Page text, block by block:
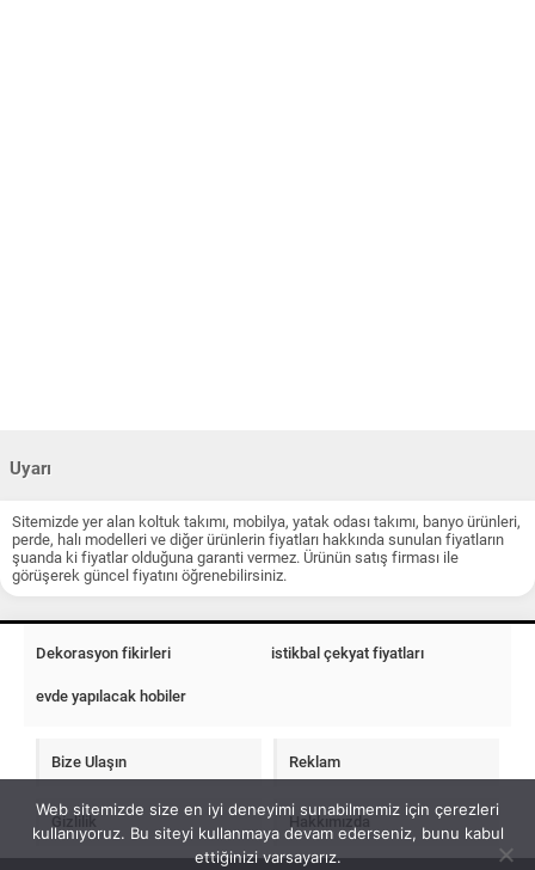
Uyarı
Sitemizde yer alan koltuk takımı, mobilya, yatak odası takımı, banyo ürünleri,
perde, halı modelleri ve diğer ürünlerin fiyatları hakkında sunulan fiyatların
şuanda ki fiyatlar olduğuna garanti vermez. Ürünün satış firması ile
görüşerek güncel fiyatını öğrenebilirsiniz.
Dekorasyon fikirleri istikbal çekyat fiyatları
evde yapılacak hobiler
Bize Ulaşın Reklam
Gizlilik Hakkımızda
Web sitemizde size en iyi deneyimi sunabilmemiz için çerezleri
kullanıyoruz. Bu siteyi kullanmaya devam ederseniz, bunu kabul
ettiğinizi varsayarız.